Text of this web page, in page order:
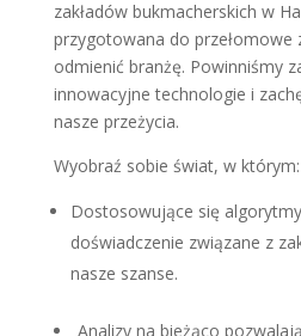
zakładów bukmacherskich w
przygotowana do przełomowe
odmienić branżę. Powinniśmy
innowacyjne technologie i
nasze przeżycia.
Wyobraź sobie świat, w którym:
Dostosowujące się
doświadczenie związane z
nasze szanse.
Analizy na bieżąco